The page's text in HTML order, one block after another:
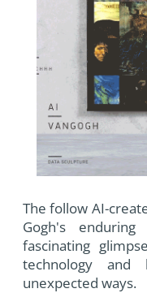
The follow AI-
Gogh's
fascinating
technology and
unexpected ways.